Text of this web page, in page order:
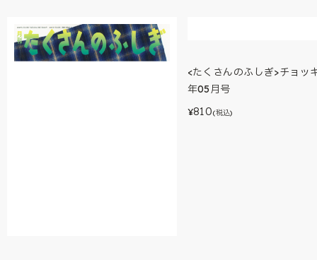
<たくさんのふしぎ>チョッ
年05月号
¥810(税込)